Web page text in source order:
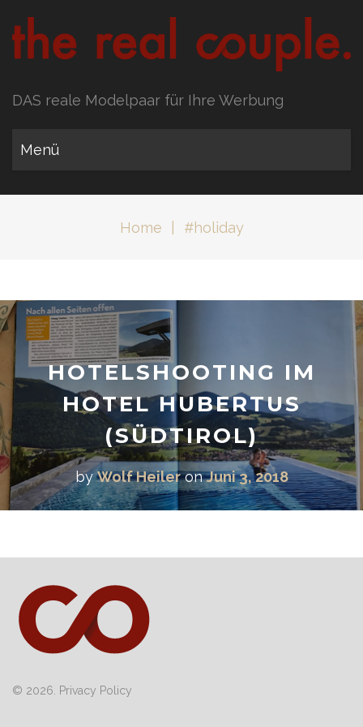
DAS reale Modelpaar für Ihre Werbung
Menü
Home #holiday
HOTELSHOOTING IM
HOTEL HUBERTUS
(SÜDTIROL)
byWolf Heiler onJuni 3, 2018
© 2026. Privacy Policy